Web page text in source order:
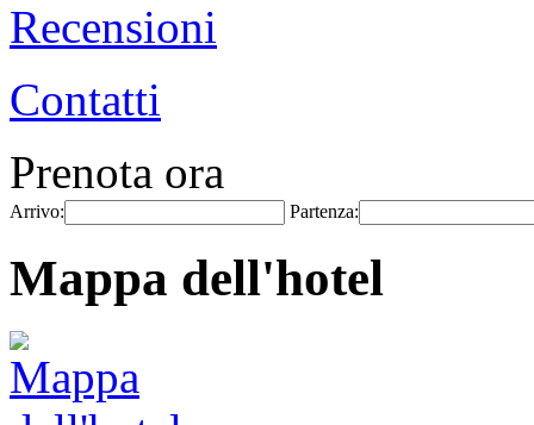
Recensioni
Contatti
Prenota ora
Arrivo: Partenza:
Mappa dell'hotel